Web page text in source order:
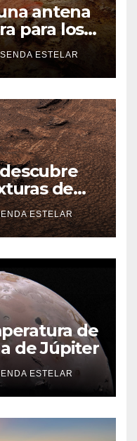
antena
para los
Mars
SENDA ESTELAR
de
ESTELAR
de
de Júpiter
ESTELAR